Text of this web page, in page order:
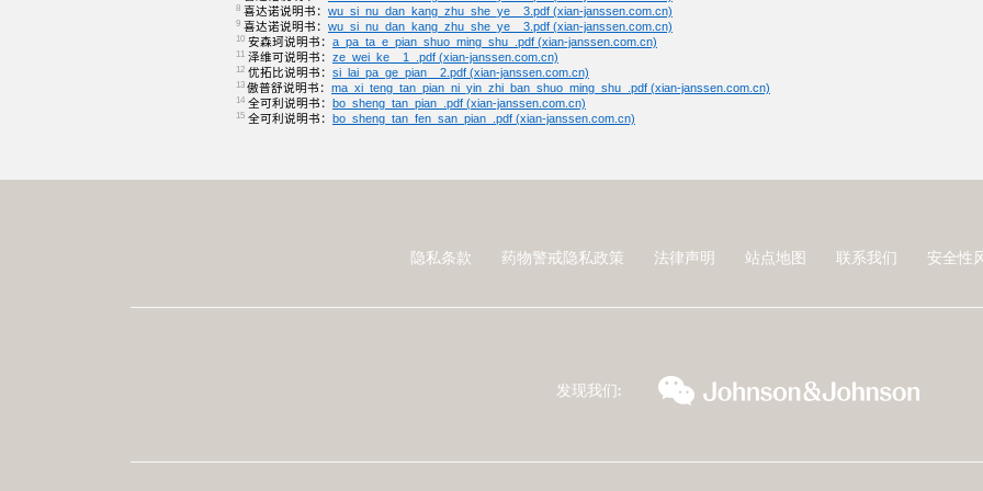
8 喜达诺说明书： wu_si_nu_dan_kang_zhu_she_ye__3.pdf (xian-janssen.com.cn)
9 喜达诺说明书： wu_si_nu_dan_kang_zhu_she_ye__3.pdf (xian-janssen.com.cn)
10 安森珂说明书： a_pa_ta_e_pian_shuo_ming_shu_.pdf (xian-janssen.com.cn)
11 泽维可说明书： ze_wei_ke__1_.pdf (xian-janssen.com.cn)
12 优拓比说明书： si_lai_pa_ge_pian__2.pdf (xian-janssen.com.cn)
13 傲普舒说明书： ma_xi_teng_tan_pian_ni_yin_zhi_ban_shuo_ming_shu_.pdf (xian-janssen.com.cn)
14 全可利说明书： bo_sheng_tan_pian_.pdf (xian-janssen.com.cn)
15 全可利说明书： bo_sheng_tan_fen_san_pian_.pdf (xian-janssen.com.cn)
脚
隐私条款 药物警戒隐私政策 法律声明 站点地图 联系我们 安全性
发现我们: